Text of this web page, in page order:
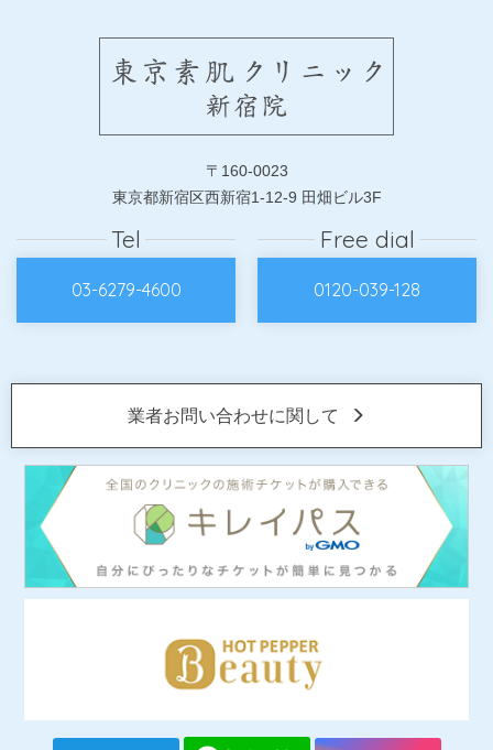
〒160-0023
東京都新宿区西新宿1-12-9 田畑ビル3F
Tel
03-6279-4600
Free dial
0120-039-128
業者お問い合わせに関して